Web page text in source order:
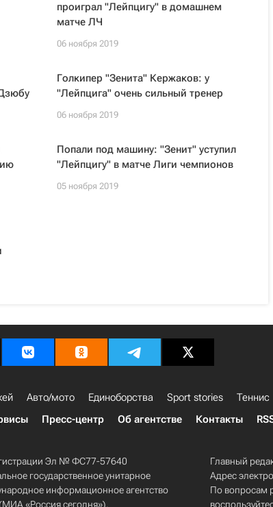
проиграл "Лейпцигу" в домашнем
матче ЛЧ
06 ноября 2019
Голкипер "Зенита" Кержаков: у
"Лейпцига" очень сильный тренер
06 ноября 2019
Попали под машину: "Зенит" уступил
"Лейпцигу" в матче Лиги чемпионов
05 ноября 2019
Авто/мото Единоборства Sport stories Теннис
Пресс-центр Об агентстве Контакты
Эл № ФС77-57640
государственное унитарное
информационное агентство
«Россия сегодня»).
Главный
Адрес
По вопросам